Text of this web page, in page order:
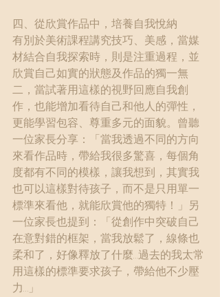
四、從欣賞作品中，培養自我悅納
有別於美術課程講究技巧、美感，當媒
材結合自我探索時，則是注重過程，並
欣賞自己如實的狀態及作品的獨一無
二，當試著用這樣的視野回應自我創
作，也能增加看待自己和他人的彈性，
更能學習包容、尊重多元的面貌。曾聽
一位家長分享：「當我透過不同的方向
來看作品時，帶給我很多驚喜，每個角
度都有不同的模樣，讓我想到，其實我
也可以這樣對待孩子，而不是只用單一
標準來看他，就能欣賞他的獨特！」另
一位家長也提到：「從創作中突破自己
在意對錯的框架，當我放鬆了，線條也
柔和了，好像釋放了什麼…過去的我太常
用這樣的標準要求孩子，帶給他不少壓
力…」